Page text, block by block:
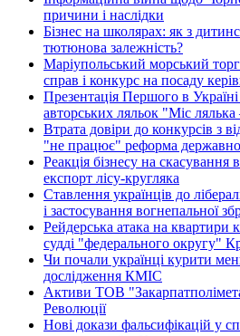
причини і наслідки
Бізнес на школярах: як з
тютюнова залежність?
Маріупольський морський
справ і конкурс на посаду
Презентація Першого в
авторських ляльок "Міс
Втрата довіри до конкурсів з
"не працює" реформа
Реакція бізнесу на скасування
експорт лісу-кругляка
Ставлення українців до
і застосування вогнепальної
Рейдерська атака на квартири
судді "федерального округу"
Чи почали українці курити
дослідження КМІС
Активи ТОВ
Революції
Нові докази фальсифікацій у